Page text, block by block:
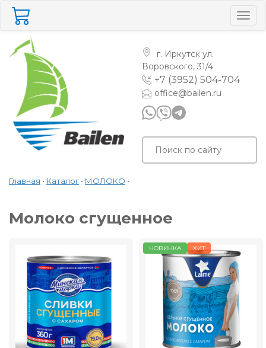
г. Иркутск ул.
Воровского, 31/4
+7 (3952) 504-704
office@bailen.ru
Главная • Каталог • МОЛОКО •
Молоко сгущенное
НОВИНКА ХИТ